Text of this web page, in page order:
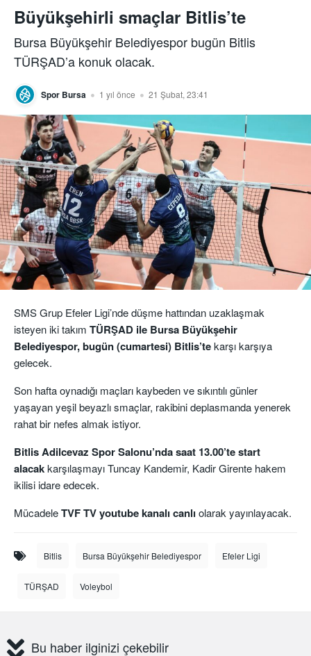
Büyükşehirli smaçlar Bitlis’te
Bursa Büyükşehir Belediyespor bugün Bitlis
TÜRŞAD’a konuk olacak.
Spor Bursa 1 yıl önce 21 Şubat, 23:41
SMS Grup Efeler Ligi’nde düşme hattından uzaklaşmak
isteyen iki takım TÜRŞAD ile Bursa Büyükşehir
Belediyespor, bugün (cumartesi) Bitlis’tekarşı karşıya
gelecek.
Son hafta oynadığı maçları kaybeden ve sıkıntılı günler
yaşayan yeşil beyazlı smaçlar, rakibini deplasmanda yenerek
rahat bir nefes almak istiyor.
Bitlis Adilcevaz Spor Salonu’nda saat 13.00’te start
alacakkarşılaşmayı Tuncay Kandemir, Kadir Girente hakem
ikilisi idare edecek.
MücadeleTVF TV youtube kanalı canlı olarak yayınlayacak.
Bitlis Bursa Büyükşehir Belediyespor Efeler Ligi
TÜRŞAD Voleybol
Bu haber ilginizi çekebilir